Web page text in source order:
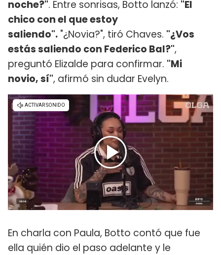
noche?". Entre sonrisas, Botto lanzó: "El
chico con el que estoy
saliendo". "¿Novia?", tiró Chaves. "¿Vos
estás saliendo con Federico Bal?",
preguntó Elizalde para confirmar. "Mi
novio, sí", afirmó sin dudar Evelyn.
En charla con Paula, Botto contó que fue
ella quién dio el paso adelante y le